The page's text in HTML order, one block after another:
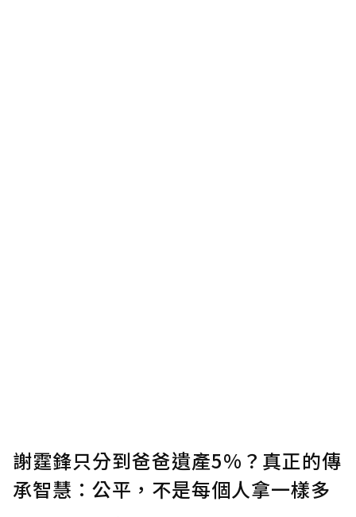
謝霆鋒只分到爸爸遺產5%？真正的傳
承智慧：公平，不是每個人拿一樣多